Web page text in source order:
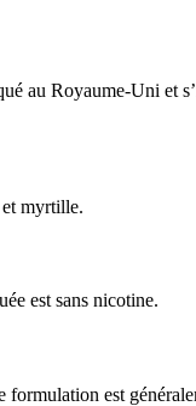
au Royaume-Uni et
myrtille.
est sans nicotine.
est